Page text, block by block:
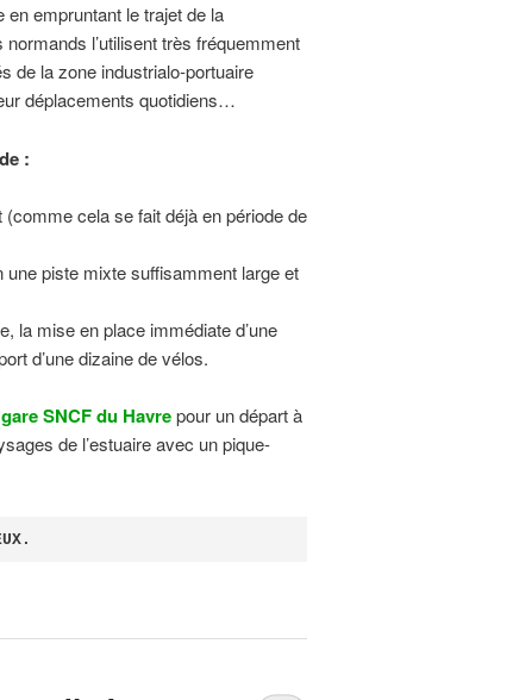
empruntant le trajet de la
l’utilisent très fréquemment
de la zone industrialo-portuaire
déplacements quotidiens…
:
cela se fait déjà en période de
piste mixte suffisamment large et
la mise en place immédiate d’une
d’une dizaine de vélos.
SNCF du Havrepour un départ à
de l’estuaire avec un pique-